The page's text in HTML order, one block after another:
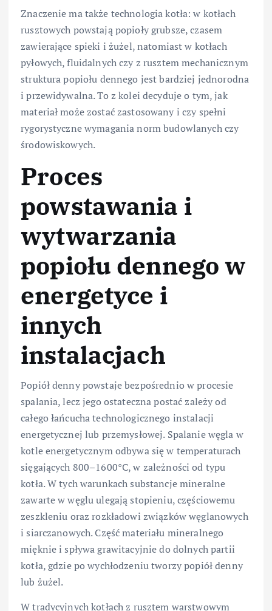
Znaczenie ma także technologia kotła: w kotłach
rusztowych powstają popioły grubsze, czasem
zawierające spieki i żużel, natomiast w kotłach
pyłowych, fluidalnych czy z rusztem mechanicznym
struktura popiołu dennego jest bardziej jednorodna
i przewidywalna. To z kolei decyduje o tym, jak
materiał może zostać zastosowany i czy spełni
rygorystyczne wymagania norm budowlanych czy
środowiskowych.
Proces
powstawania i
wytwarzania
popiołu dennego w
energetyce i
innych
instalacjach
Popiół denny powstaje bezpośrednio w procesie
spalania, lecz jego ostateczna postać zależy od
całego łańcucha technologicznego instalacji
energetycznej lub przemysłowej. Spalanie węgla w
kotle energetycznym odbywa się w temperaturach
sięgających 800–1600°C, w zależności od typu
kotła. W tych warunkach substancje mineralne
zawarte w węglu ulegają stopieniu, częściowemu
zeszkleniu oraz rozkładowi związków węglanowych
i siarczanowych. Część materiału mineralnego
mięknie i spływa grawitacyjnie do dolnych partii
kotła, gdzie po wychłodzeniu tworzy popiół denny
lub żużel.
W tradycyjnych kotłach z rusztem warstwowym